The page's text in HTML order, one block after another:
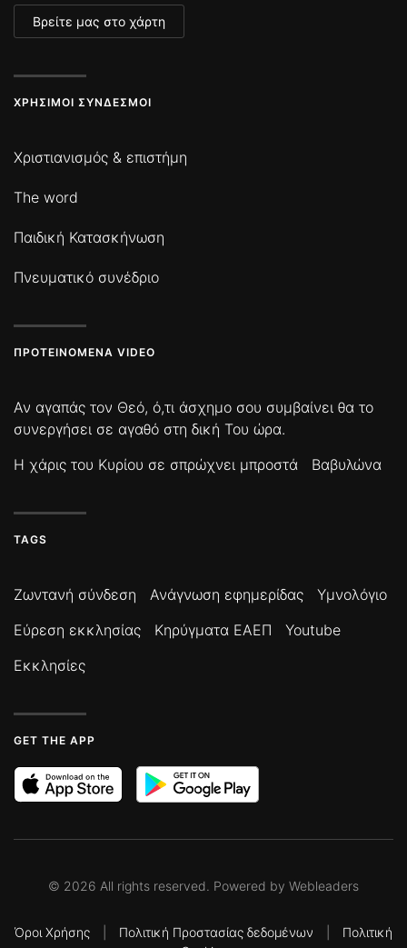
Βρείτε μας στο χάρτη
ΧΡΉΣΙΜΟΙ ΣΎΝΔΕΣΜΟΙ
Χριστιανισμός & επιστήμη
The word
Παιδική Κατασκήνωση
Πνευματικό συνέδριο
ΠΡΟΤΕΙΝΌΜΕΝΑ VIDEO
Αν αγαπάς τον Θεό, ό,τι άσχημο σου συμβαίνει θα το
συνεργήσει σε αγαθό στη δική Του ώρα.
Η χάρις του Κυρίου σε σπρώχνει μπροστά
Βαβυλώνα
TAGS
Ζωντανή σύνδεση Ανάγνωση εφημερίδας
Υμνολόγιο
Εύρεση εκκλησίας
Κηρύγματα ΕΑΕΠ
Youtube
Εκκλησίες
GET THE APP
© 2026 All rights reserved. Powered by Webleaders
Όροι Χρήσης Πολιτική Προστασίας δεδομένων
Πολιτική